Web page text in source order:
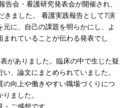
会・看護研究発表会が開催され、
きました。 看護実践報告として7演
に、自己の課題を明らかにし、よ
まれていることが伝わる発表でし
がありました。臨床の中で生じた疑
、論文にまとめられていました。
向上や働きやすい職場づくりにつ
ました。